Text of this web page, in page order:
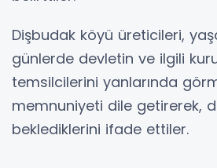
Dişbudak köyü üreticileri,
günlerde devletin ve ilgili
temsilcilerini yanlarında
memnuniyeti dile getirerek,
beklediklerini ifade ettiler.